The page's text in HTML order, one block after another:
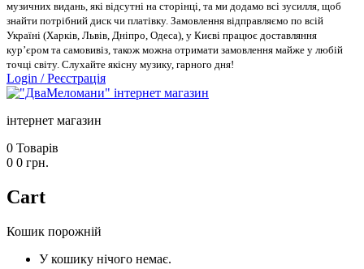
музичних видань, які відсутні на сторінці, та ми додамо всі зусилля, щоб
знайти потрібний диск чи платівку. Замовлення відправляємо по всій
Україні (Харків, Львів, Дніпро, Одеса), у Києві працює доставляння
кур’єром та самовивіз, також можна отримати замовлення майже у любій
точці світу. Слухайте якісну музику, гарного дня!
Login /Реєстрація
інтернет магазин
0 Товарів
0 0 грн.
Cart
Кошик порожній
У кошику нічого немає.